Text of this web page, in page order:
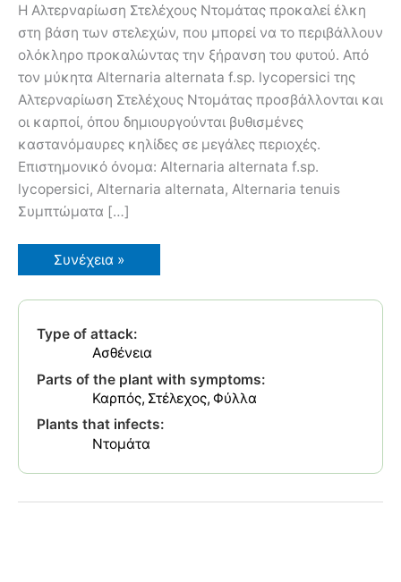
H Αλτερναρίωση Στελέχους Ντομάτας προκαλεί έλκη
στη βάση των στελεχών, που μπορεί να το περιβάλλουν
ολόκληρο προκαλώντας την ξήρανση του φυτού. Από
τον μύκητα Alternaria alternata f.sp. lycopersici της
Αλτερναρίωση Στελέχους Ντομάτας προσβάλλονται και
οι καρποί, όπου δημιουργούνται βυθισμένες
καστανόμαυρες κηλίδες σε μεγάλες περιοχές.
Επιστημονικό όνομα: Alternaria alternata f.sp.
lycopersici, Alternaria alternata, Alternaria tenuis
Συμπτώματα […]
Αλτερναρίωση
Στελέχους
Συνέχεια »
Type of attack:
Ασθένεια
Parts of the plant with symptoms:
Καρπός Στέλεχος Φύλλα
Plants that infects:
Ντομάτα